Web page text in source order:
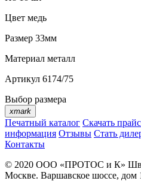
Цвет медь
Размер 33мм
Материал металл
Артикул 6174/75
Выбор размера
xmark
Печатный каталог Скачать
информация Отзывы Стать
Контакты
© 2020 ООО «ПРОТОС и К»
Москве. Варшавское шоссе, дом